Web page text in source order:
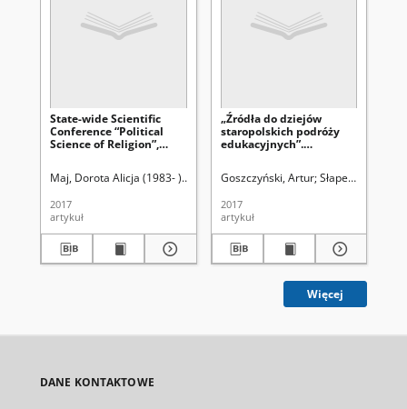
State-wide Scientific
Conference “Political
Science of Religion”,
Maj, Dorota Alicja (1983- )
Aksiuto, Kamil Uniwersytet Marii Curie-
2017
artykuł
„Źródła do dziejów
staropolskich podróży
edukacyjnych”.
roku. Sprawozdanie
Goszczyński, Artur Słapek Dariusz
2017
artykuł
Więcej
DANE KONTAKTOWE